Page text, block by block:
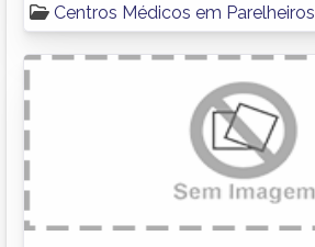
Centros Médicos em Parelheiros